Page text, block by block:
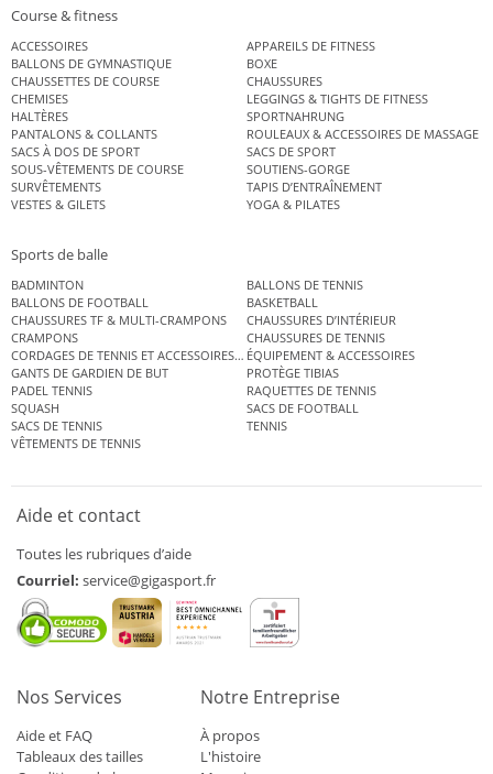
Course & fitness
ACCESSOIRES
APPAREILS DE FITNESS
BALLONS DE GYMNASTIQUE
BOXE
CHAUSSETTES DE COURSE
CHAUSSURES
CHEMISES
LEGGINGS & TIGHTS DE FITNESS
HALTÈRES
SPORTNAHRUNG
PANTALONS & COLLANTS
ROULEAUX & ACCESSOIRES DE MASSAGE
SACS À DOS DE SPORT
SACS DE SPORT
SOUS-VÊTEMENTS DE COURSE
SOUTIENS-GORGE
SURVÊTEMENTS
TAPIS D’ENTRAÎNEMENT
VESTES & GILETS
YOGA & PILATES
Sports de balle
BADMINTON
BALLONS DE TENNIS
BALLONS DE FOOTBALL
BASKETBALL
CHAUSSURES TF & MULTI-CRAMPONS
CHAUSSURES D’INTÉRIEUR
CRAMPONS
CHAUSSURES DE TENNIS
CORDAGES DE TENNIS ET ACCESSOIRES DE TENNISÉQUIPEMENT & ACCESSOIRES
GANTS DE GARDIEN DE BUT
PROTÈGE TIBIAS
PADEL TENNIS
RAQUETTES DE TENNIS
SQUASH
SACS DE FOOTBALL
SACS DE TENNIS
TENNIS
VÊTEMENTS DE TENNIS
Aide et contact
Toutes les rubriques d’aide
Courriel: service@gigasport.fr
Nos Services
Aide et FAQ
Tableaux des tailles
Notre Entreprise
À propos
L'histoire